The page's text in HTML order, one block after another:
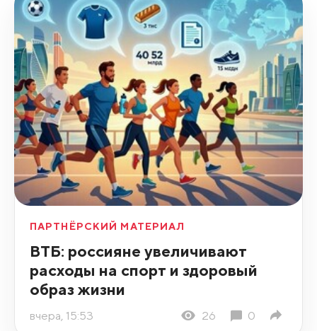
ПАРТНЁРСКИЙ МАТЕРИАЛ
ВТБ: россияне увеличивают
расходы на спорт и здоровый
образ жизни
вчера, 15:53 26 0